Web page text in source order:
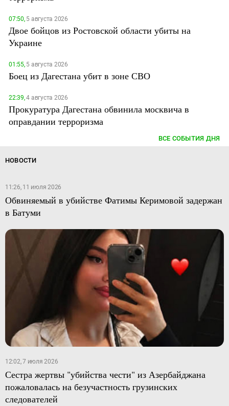
07:50,5 августа 2026
Двое бойцов из Ростовской области убиты на
Украине
01:55,5 августа 2026
Боец из Дагестана убит в зоне СВО
22:39,4 августа 2026
Прокуратура Дагестана обвинила москвича в
оправдании терроризма
ВСЕ СОБЫТИЯ ДНЯ
НОВОСТИ
11:26, 11 июля 2026
Обвиняемый в убийстве Фатимы Керимовой задержан
в Батуми
12:02, 7 июля 2026
Сестра жертвы "убийства чести" из Азербайджана
пожаловалась на безучастность грузинских
следователей